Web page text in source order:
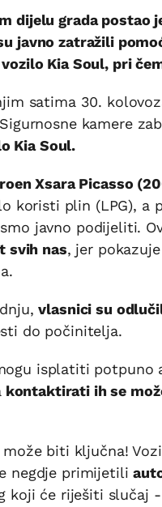
dijelu grada postao
javno zatražili
Kia Soul, pri
satima 30.
kamere
Kia Soul.
Xsara Picasso
koristi plin (LPG),
javno podijeliti.
svih nas, jer
vlasnici su
do počinitelja.
isplatiti
kontaktirati ih se
biti ključna!
negdje primijetili
koji će riješiti slučaj